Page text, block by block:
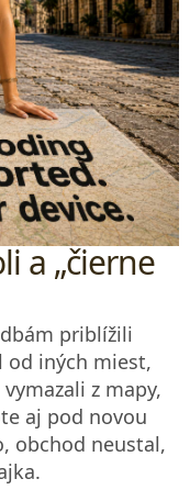
a „čierne
priblížili
od iných miest,
z mapy,
aj pod novou
obchod neustal,